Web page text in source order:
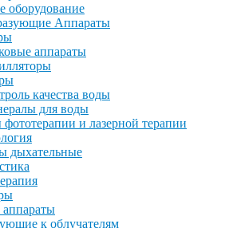
оборудование
Аппараты
аппараты
качества воды
для воды
и лазерной терапии
дыхательные
к облучателям